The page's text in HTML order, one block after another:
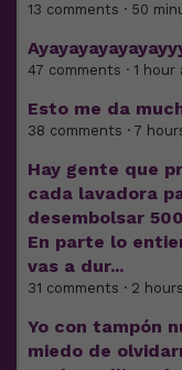
13 comments · 50
47 comments · 1 hour
Esto me da
38 comments · 7
Hay gente que
cada lavadora
desembolsar
En parte lo
vas a dur...
31 comments · 2
Yo con tampón
miedo de